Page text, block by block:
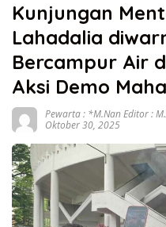
Kunjungan
Lahadalia
Bercampur Air
Aksi Demo
Pewarta : *M.Nan Editor :
Oktober 30, 2025